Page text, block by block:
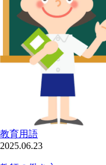
教育用語
2025.06.23